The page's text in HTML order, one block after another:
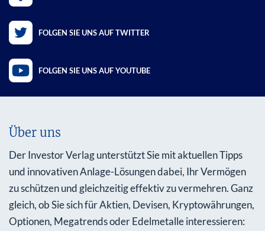
FOLGEN SIE UNS AUF TWITTER
FOLGEN SIE UNS AUF YOUTUBE
Über uns
Der Investor Verlag unterstützt Sie mit aktuellen Tipps
und innovativen Anlage-Lösungen dabei, Ihr Vermögen
zu schützen und gleichzeitig effektiv zu vermehren. Ganz
gleich, ob Sie sich für Aktien, Devisen, Kryptowährungen,
Optionen, Megatrends oder Edelmetalle interessieren: